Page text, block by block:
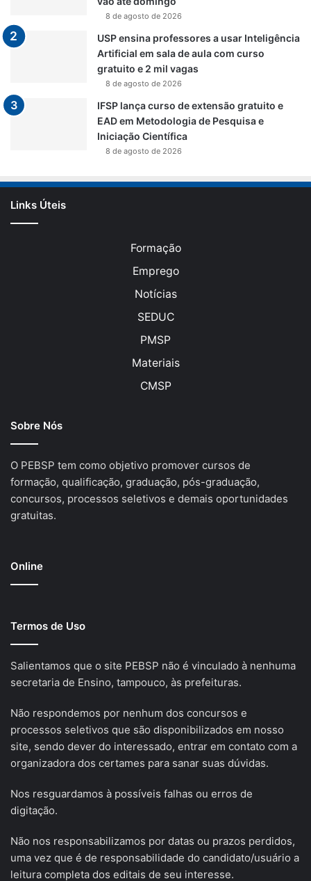
8 de agosto de 2026
USP ensina professores a usar Inteligência
Artificial em sala de aula com curso
gratuito e 2 mil vagas
8 de agosto de 2026
IFSP lança curso de extensão gratuito e
EAD em Metodologia de Pesquisa e
Iniciação Científica
8 de agosto de 2026
Links Úteis
Formação
Emprego
Notícias
SEDUC
PMSP
Materiais
CMSP
Sobre Nós
O PEBSP tem como objetivo promover cursos de
formação, qualificação, graduação, pós-graduação,
concursos, processos seletivos e demais oportunidades
gratuitas.
Online
Termos de Uso
Salientamos que o site PEBSP não é vinculado à nenhuma
secretaria de Ensino, tampouco, às prefeituras.
Não respondemos por nenhum dos concursos e
processos seletivos que são disponibilizados em nosso
site, sendo dever do interessado, entrar em contato com a
organizadora dos certames para sanar suas dúvidas.
Nos resguardamos à possíveis falhas ou erros de
digitação.
Não nos responsabilizamos por datas ou prazos perdidos,
uma vez que é de responsabilidade do candidato/usuário a
leitura completa dos editais de seu interesse.